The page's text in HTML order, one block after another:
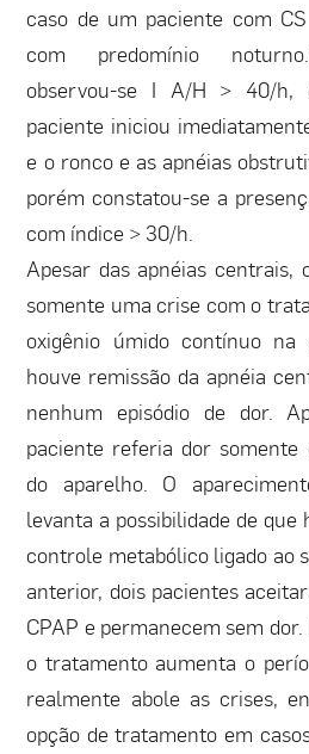
caso de um paciente com
com predomínio
observou-se I A/H > 40/h,
paciente iniciou
e o ronco e as apnéias
porém constatou-se a
com índice > 30/h.
Apesar das apnéias centrais,
somente uma crise com o
oxigênio úmido contínuo na
houve remissão da apnéia
nenhum episódio de dor.
paciente referia dor somente
do aparelho. O
levanta a possibilidade de
controle metabólico ligado ao
anterior, dois pacientes
CPAP e permanecem sem
o tratamento aumenta o
realmente abole as crises,
opção de tratamento em